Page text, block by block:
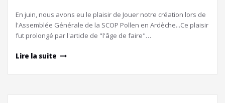
En juin, nous avons eu le plaisir de Jouer notre création lors de
l'Assemblée Générale de la SCOP Pollen en Ardèche...Ce plaisir
fut prolongé par l'article de "l'âge de faire"…
Lire la suite